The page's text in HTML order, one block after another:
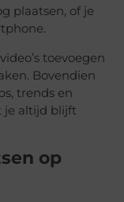
plaatsen, of je
toevoegen
Bovendien
trends en
je altijd blijft
op